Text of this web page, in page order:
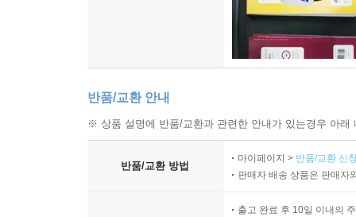
반품/교환 안내
※ 상품 설명에 반품/교환과 관련한 안내가 있는경우 아
반품/교환 방법
마이페이지 > 반품/교환 신
판매자 배송 상품은 판매자
출고 완료 후 10일 이내의